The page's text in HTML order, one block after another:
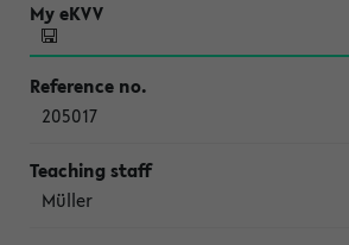
205017
Müller